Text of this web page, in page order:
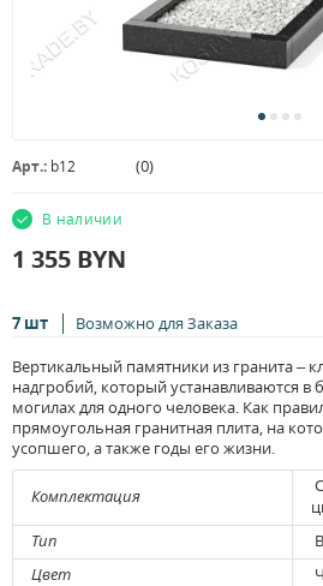
Арт.: b12 (0)
В наличии
1 355 BYN
7 шт
Возможно для Заказа
Вертикальный памятники из гранита –
надгробий, который устанавливаются в
могилах для одного человека. Как
прямоугольная гранитная плита, на
усопшего, а также годы его жизни.
Комплектация
Тип
Цвет